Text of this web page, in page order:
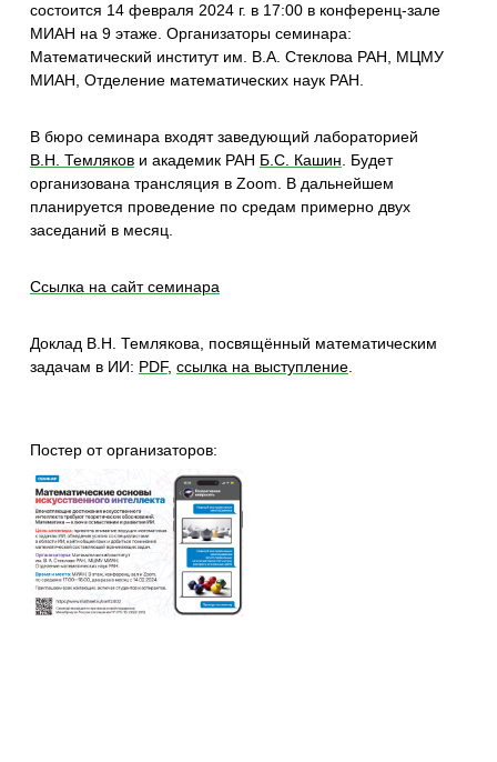
состоится 14 февраля 2024 г. в 17:00 в конференц-зале
МИАН на 9 этаже. Организаторы семинара:
Математический институт им. В.А. Стеклова РАН, МЦМУ
МИАН, Отделение математических наук РАН.
В бюро семинара входят заведующий лабораторией
В.Н. Темлякови академик РАН Б.С. Кашин. Будет
организована трансляция в Zoom. В дальнейшем
планируется проведение по средам примерно двух
заседаний в месяц.
Ссылка на сайт семинара
Доклад В.Н. Темлякова, посвящённый математическим
задачам в ИИ: PDF, ссылка на выступление.
Поcтер от организаторов: